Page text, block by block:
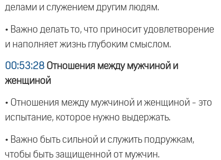
делами и служением другим людям.
• Важно делать то, что приносит удовлетворение
и наполняет жизнь глубоким смыслом.
00:53:28 Отношения между мужчиной и
женщиной
• Отношения между мужчиной и женщиной - это
испытание, которое нужно выдержать.
• Важно быть сильной и служить подружкам,
чтобы быть защищенной от мужчин.